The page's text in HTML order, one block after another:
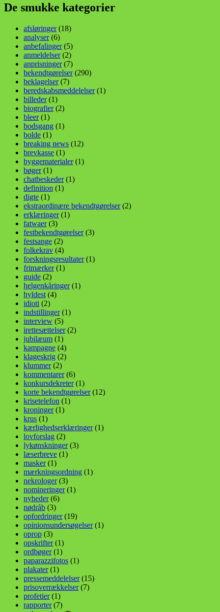
De smukke kategorier
afsløringer(18)
analyser(6)
anbefalinger(5)
anmeldelser(2)
anprisninger(7)
bekendtgørelser(290)
beklagelser(7)
beredskabsmeddelelser(1)
billeder(1)
biografier(2)
bleer(1)
bodsgang (1)
bolde (1)
breaking news (12)
brevkasse (1)
byggematerialer(1)
bøger(1)
chatbeskeder(1)
definition (1)
digte (1)
ekstraordinære bekendtgørelser(2)
erklæringer(1)
fatwaer(3)
festbekendtgørelser(3)
festsange (2)
folkekrav (4)
forskningsresultater(1)
frimærker(1)
guide (2)
helgenkåringer(1)
hyldest (4)
idioti (2)
indstillinger(1)
interview (5)
irettesættelser(2)
jubilæum (1)
kampagne (4)
klageskrig (2)
klummer(2)
kommentarer(6)
konkursdekreter(1)
korte bekendtgørelser(12)
krisetelefon (1)
kroninger(1)
krus (1)
kærlighedserklæringer(1)
lovforslag (2)
lykønskninger(3)
læserbreve (1)
masker(1)
mærkningsordning (1)
nekrologer(3)
nomineringer(1)
nyheder(6)
nødråb (3)
opfordringer(19)
opinionsundersøgelser(1)
oprop (3)
opskrifter(1)
ordbøger(1)
paparazzifotos (1)
plakater(1)
pressemeddelelser(15)
prisoverrækkelser(7)
profetier(1)
rapporter(7)